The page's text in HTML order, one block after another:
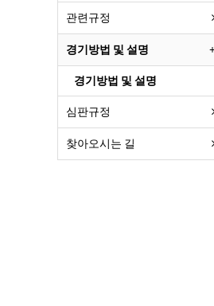
관련규정
경기방법 및 설명
경기방법 및 설명
심판규정
찾아오시는 길